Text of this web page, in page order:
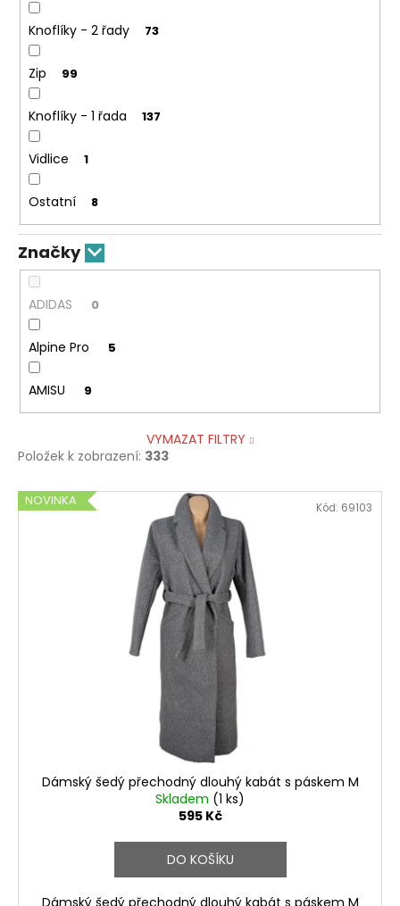
Knoflíky - 2 řady 73
Zip 99
Knoflíky - 1 řada 137
Vidlice 1
Ostatní 8
Značky
ADIDAS 0
Alpine Pro 5
AMISU 9
VYMAZAT FILTRY
Položek k zobrazení: 333
V
NOVINKA
Dámský šedý přechodný dlouhý kabát s páskem M
Skladem (1 ks)
595 Kč
DO KOŠÍKU
Dámský šedý přechodný dlouhý kabát s páskem M
Kód: 69103